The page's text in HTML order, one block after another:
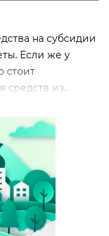
на субсидии
Если же у
стоит
средств из...